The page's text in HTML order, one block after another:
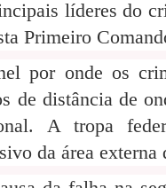
líderes do
Primeiro
por onde os
de distância de
A tropa
da área externa